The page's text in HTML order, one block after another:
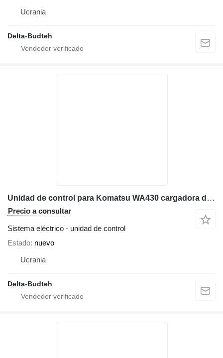
Ucrania
Delta-Budteh
Unidad de control para Komatsu WA430 cargadora de ruedas
Precio a consultar
Sistema eléctrico - unidad de control
Estado nuevo
Ucrania
Delta-Budteh